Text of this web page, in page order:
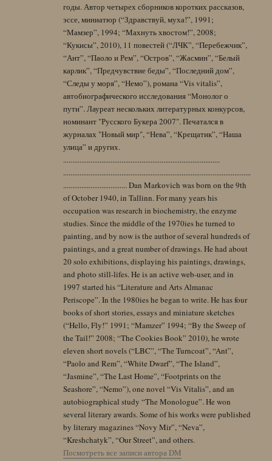
годы. Автор четырех сборников коротких рассказов,
эссе, миниатюр (“Здравствуй, муха!”, 1991;
“Мамзер”, 1994; “Махнуть хвостом!”, 2008;
“Кукисы”, 2010), 11 повестей (“ЛЧК”, “Перебежчик”,
“Ант”, “Паоло и Рем”, “Остров”, “Жасмин”, “Белый
карлик”, “Предчувствие беды”, “Последний дом”,
“Следы у моря”, “Немо”), романа “Vis vitalis”,
автобиографического исследования “Монолог о
пути”. Лауреат нескольких литературных конкурсов,
номинант "Русского Букера 2007". Печатался в
журналах "Новый мир", “Нева”, “Крещатик”, “Наша
улица” и других.
......................................................................................
.......................................................................................................
................................... Dan Markovich was born on the 9th
of October 1940, in Tallinn. For many years his
occupation was research in biochemistry, the enzyme
studies. Since the middle of the 1970ies he turned to
painting, and by now is the author of several hundreds of
paintings, and a great number of drawings. He had about
20 solo exhibitions, displaying his paintings, drawings,
and photo still-lifes. He is an active web-user, and in
1997 started his “Literature and Arts Almanac
Periscope”. In the 1980ies he began to write. He has four
books of short stories, essays and miniature sketches
(“Hello, Fly!” 1991; “Mamzer” 1994; “By the Sweep of
the Tail!” 2008; “The Cookies Book” 2010), he wrote
eleven short novels (“LBC”, “The Turncoat”, “Ant”,
“Paolo and Rem”, “White Dwarf”, “The Island”,
“Jasmine”, “The Last Home”, “Footprints on the
Seashore”, “Nemo”), one novel “Vis Vitalis”, and an
autobiographical study “The Monologue”. He won
several literary awards. Some of his works were published
by literary magazines “Novy Mir”, “Neva”,
“Kreshchatyk”, “Our Street”, and others.
Посмотреть все записи автора DM